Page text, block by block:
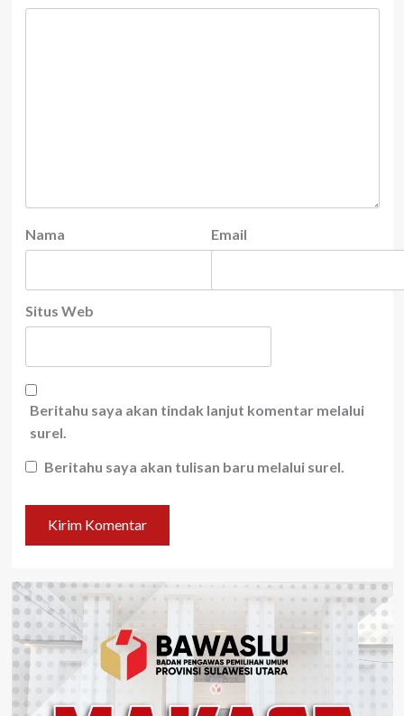
Nama Email
Situs Web
Beritahu saya akan tindak lanjut komentar melalui
surel.
Beritahu saya akan tulisan baru melalui surel.